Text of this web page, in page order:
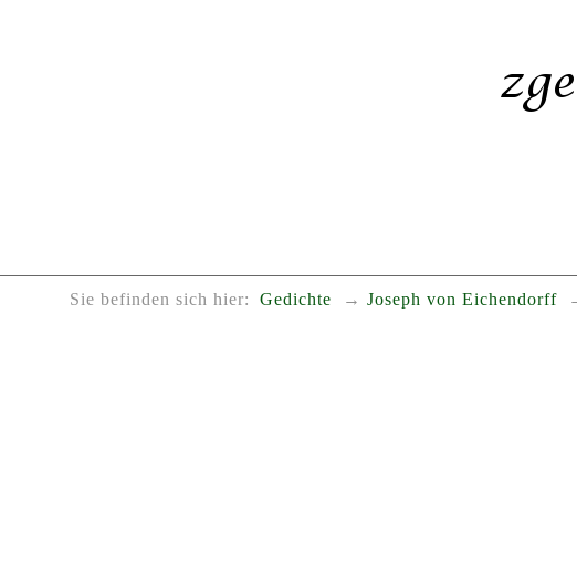
Sie befinden sich hier: Gedichte Joseph von Eichendorff